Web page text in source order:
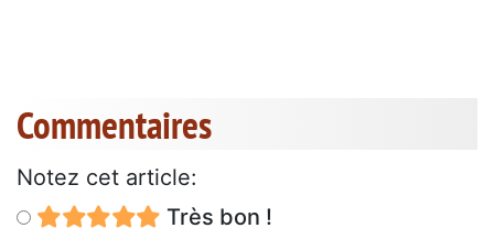
Commentaires
Notez cet article:
Très bon !